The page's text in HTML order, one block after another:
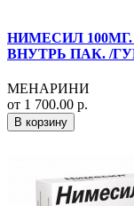
НИМЕСИЛ
ВНУТРЬ ПАК. /
МЕНАРИНИ
от 1 700.00 р.
В корзину